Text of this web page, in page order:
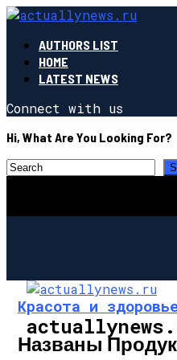
AUTHORS LIST
HOME
LATEST NEWS
Connect with us
Hi, What Are You Looking For?
Красота и
Названы